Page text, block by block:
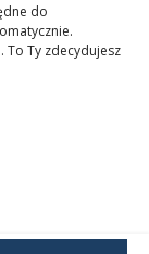
do
To Ty zdecydujesz